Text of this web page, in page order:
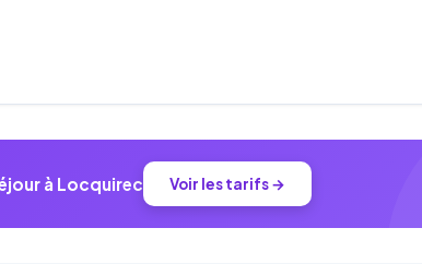
à Locquirec Voir les tarifs →